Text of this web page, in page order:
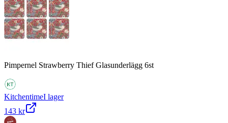
Pimpernel Strawberry Thief Glasunderlägg 6st
KitchentimeI lager
143 kr